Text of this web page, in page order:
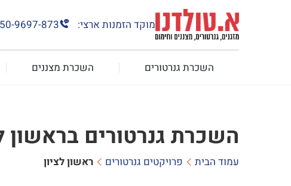
מוקד הזמנות ארצי: 9697-873
השכרת גנרטורים השכרת מצננים
השכרת גנרטורים בראשון
עמוד הבית פרויקטים גנרטורים ראשון לציון